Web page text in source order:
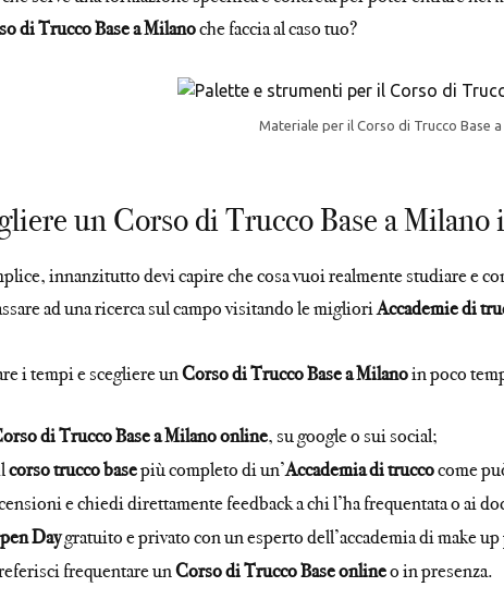
di Trucco Base a Milanoche faccia al caso tuo?
Materiale per il Corso di Trucco Base a
un Corso di Trucco Base a Milano
innanzitutto devi capire che cosa vuoi realmente studiare e
ad una ricerca sul campo visitando le miglioriAccademie di
i tempi e scegliere unCorso di Trucco Base a Milanoin poco
di Trucco Base a Milano online, su google o sui social;
corso trucco basepiù completo di un’Accademia di truccocome
e chiedi direttamente feedback a chi l’ha frequentata o ai
Daygratuito e privato con un esperto dell’accademia di make
frequentare unCorso di Trucco Base onlineo in presenza.